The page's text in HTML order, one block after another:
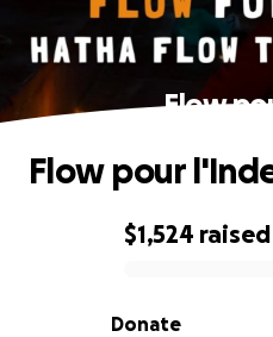
Flow
0% complete
$1,524 raised
Donate
Flow pour